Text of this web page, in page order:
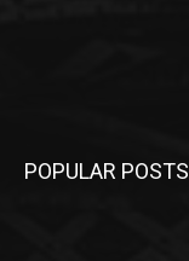
POPULAR POSTS